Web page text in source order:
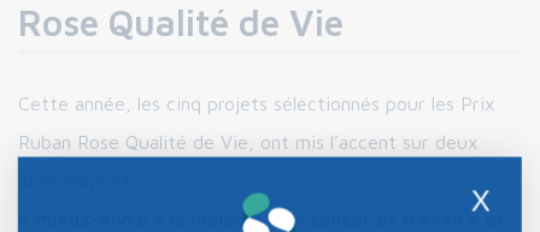
Rose Qualité de Vie
Cette année, les cinq projets sélectionnés pour les Prix
Ruban Rose Qualité de Vie, ont mis l’accent sur deux
« mieux-vivre » la maladie et « cancer et travail »
X